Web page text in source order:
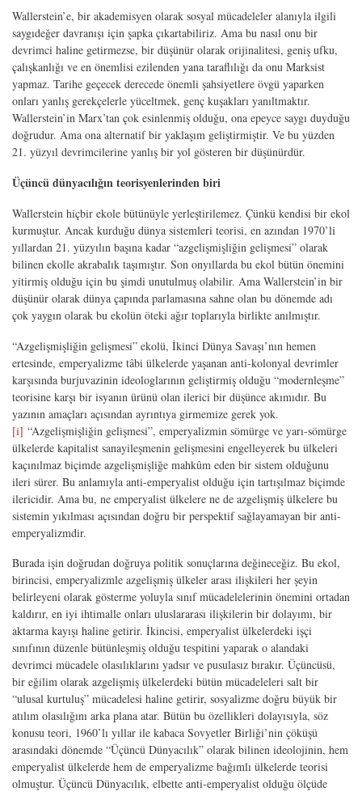
Wallerstein’e, bir akademisyen olarak sosyal mücadeleler alanıyla ilgili
saygıdeğer davranışı için şapka çıkartabiliriz. Ama bu nasıl onu bir
devrimci haline getirmezse, bir düşünür olarak orijinalitesi, geniş ufku,
çalışkanlığı ve en önemlisi ezilenden yana taraflılığı da onu Marksist
yapmaz. Tarihe geçecek derecede önemli şahsiyetlere övgü yaparken
onları yanlış gerekçelerle yüceltmek, genç kuşakları yanıltmaktır.
Wallerstein’in Marx’tan çok esinlenmiş olduğu, ona epeyce saygı duyduğu
doğrudur. Ama ona alternatif bir yaklaşım geliştirmiştir. Ve bu yüzden
21. yüzyıl devrimcilerine yanlış bir yol gösteren bir düşünürdür.
Üçüncü dünyacılığın teorisyenlerinden biri
Wallerstein hiçbir ekole bütünüyle yerleştirilemez. Çünkü kendisi bir ekol
kurmuştur. Ancak kurduğu dünya sistemleri teorisi, en azından 1970’li
yıllardan 21. yüzyılın başına kadar “azgelişmişliğin gelişmesi” olarak
bilinen ekolle akrabalık taşımıştır. Son onyıllarda bu ekol bütün önemini
yitirmiş olduğu için bu şimdi unutulmuş olabilir. Ama Wallerstein’in bir
düşünür olarak dünya çapında parlamasına sahne olan bu dönemde adı
çok yaygın olarak bu ekolün öteki ağır toplarıyla birlikte anılmıştır.
“Azgelişmişliğin gelişmesi” ekolü, İkinci Dünya Savaşı’nın hemen
ertesinde, emperyalizme tâbi ülkelerde yaşanan anti-kolonyal devrimler
karşısında burjuvazinin ideologlarının geliştirmiş olduğu “modernleşme”
teorisine karşı bir isyanın ürünü olan ilerici bir düşünce akımıdır. Bu
yazının amaçları açısından ayrıntıya girmemize gerek yok.
[i] “Azgelişmişliğin gelişmesi”, emperyalizmin sömürge ve yarı-sömürge
ülkelerde kapitalist sanayileşmenin gelişmesini engelleyerek bu ülkeleri
kaçınılmaz biçimde azgelişmişliğe mahkûm eden bir sistem olduğunu
ileri sürer. Bu anlamıyla anti-emperyalist olduğu için tartışılmaz biçimde
ilericidir. Ama bu, ne emperyalist ülkelere ne de azgelişmiş ülkelere bu
sistemin yıkılması açısından doğru bir perspektif sağlayamayan bir anti-
emperyalizmdir.
Burada işin doğrudan doğruya politik sonuçlarına değineceğiz. Bu ekol,
birincisi, emperyalizmle azgelişmiş ülkeler arası ilişkileri her şeyin
belirleyeni olarak gösterme yoluyla sınıf mücadelelerinin önemini ortadan
kaldırır, en iyi ihtimalle onları uluslararası ilişkilerin bir dolayımı, bir
aktarma kayışı haline getirir. İkincisi, emperyalist ülkelerdeki işçi
sınıfının düzenle bütünleşmiş olduğu tespitini yaparak o alandaki
devrimci mücadele olasılıklarını yadsır ve pusulasız bırakır. Üçüncüsü,
bir eğilim olarak azgelişmiş ülkelerdeki bütün mücadeleleri salt bir
“ulusal kurtuluş” mücadelesi haline getirir, sosyalizme doğru büyük bir
atılım olasılığını arka plana atar. Bütün bu özellikleri dolayısıyla, söz
konusu teori, 1960’lı yıllar ile kabaca Sovyetler Birliği’nin çöküşü
arasındaki dönemde “Üçüncü Dünyacılık” olarak bilinen ideolojinin, hem
emperyalist ülkelerde hem de emperyalizme bağımlı ülkelerde teorisi
olmuştur. Üçüncü Dünyacılık, elbette anti-emperyalist olduğu ölçüde